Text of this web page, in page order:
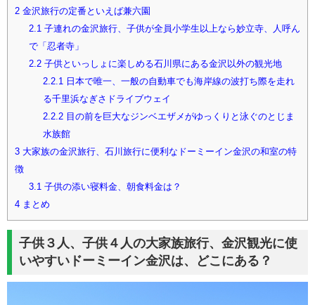
2 金沢旅行の定番といえば兼六園
2.1子連れの金沢旅行、子供が全員小学生以上なら妙立寺、人呼ん
で「忍者寺」
2.2子供といっしょに楽しめる石川県にある金沢以外の観光地
2.2.1日本で唯一、一般の自動車でも海岸線の波打ち際を走れ
る千里浜なぎさドライブウェイ
2.2.2目の前を巨大なジンベエザメがゆっくりと泳ぐのとじま
水族館
3 大家族の金沢旅行、石川旅行に便利なドーミーイン金沢の和室の特
徴
3.1子供の添い寝料金、朝食料金は？
4 まとめ
子供３人、子供４人の大家族旅行、金沢観光に使
いやすいドーミーイン金沢は、どこにある？